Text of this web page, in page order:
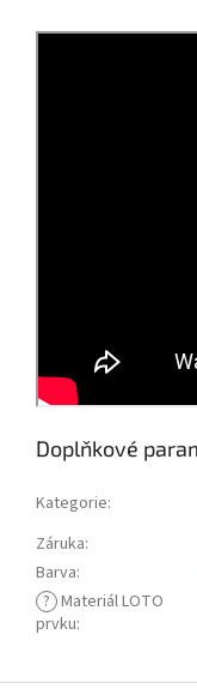
Doplňkové
Kategorie:
Záruka:
Barva:
? Materiál LOTO
prvku: